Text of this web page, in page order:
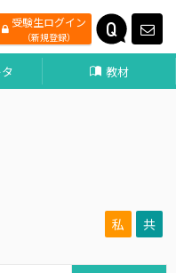
受験生ログイン
（新規登録）
教材
私 共